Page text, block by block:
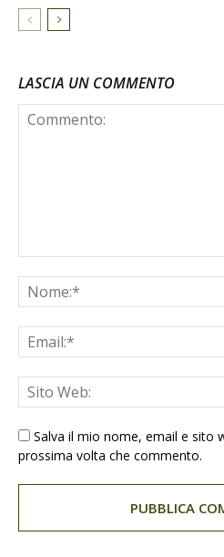
LASCIA UN COMMENTO
Salva il mio nome, email e sito
prossima volta che commento.